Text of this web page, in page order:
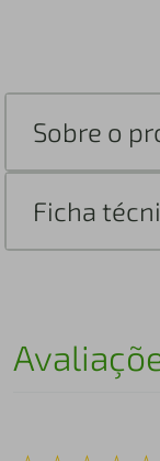
Sobre o
Ficha